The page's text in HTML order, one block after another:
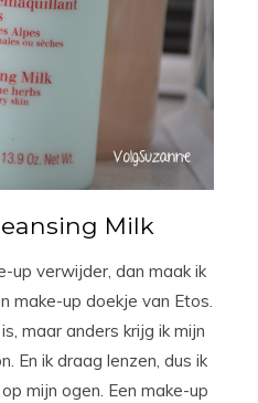
Milk
up verwijder, dan maak ik
make-up doekje van Etos.
maar anders krijg ik mijn
En ik draag lenzen, dus ik
mijn ogen. Een make-up